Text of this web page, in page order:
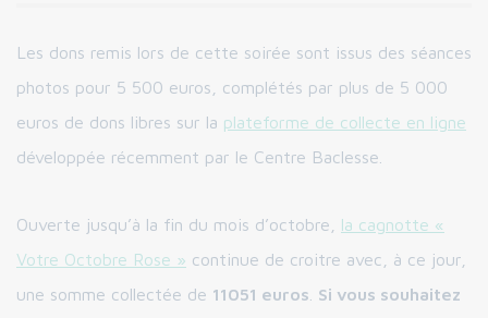
Les dons remis lors de cette soirée sont issus des séances
photos pour 5 500 euros, complétés par plus de 5 000
euros de dons libres sur la plateforme de collecte en ligne
développée récemment par le Centre Baclesse.
Ouverte jusqu’à la fin du mois d’octobre, la cagnotte «
Votre Octobre Rose » continue de croitre avec, à ce jour,
une somme collectée de 11051 euros Si vous souhaitez